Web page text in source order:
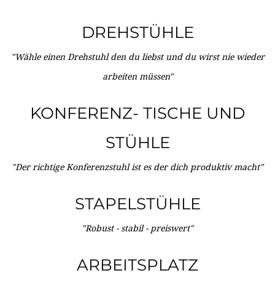
DREHSTÜHLE
"Wähle einen Drehstuhl den du liebst und du wirst nie wieder
arbeiten müssen"
KONFERENZ- TISCHE UND
STÜHLE
"Der richtige Konferenzstuhl ist es der dich produktiv macht"
STAPELSTÜHLE
"Robust - stabil - preiswert"
ARBEITSPLATZ